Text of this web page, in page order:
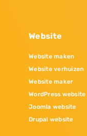
Website
Website maken
Website verhuizen
Website maker
WordPress website
Joomla website
Drupal website